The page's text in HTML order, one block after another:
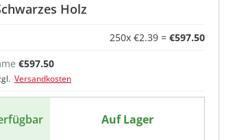
Holz
250x €2.39 = €597.50
€597.50
Versandkosten
Auf Lager